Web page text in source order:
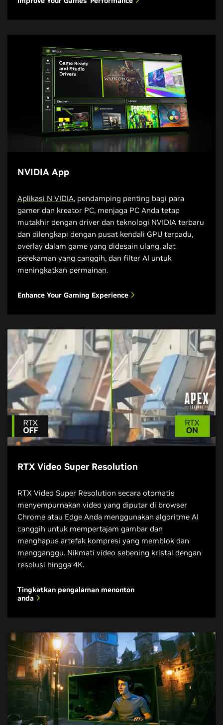
NVIDIA App
Aplikasi N VIDIA, pendamping penting bagi para
gamer dan kreator PC, menjaga PC Anda tetap
mutakhir dengan driver dan teknologi NVIDIA terbaru
dan dilengkapi dengan pusat kendali GPU terpadu,
overlay dalam game yang didesain ulang, alat
perekaman yang canggih, dan filter AI untuk
meningkatkan permainan.
Enhance Your Gaming Experience
RTX Video Super Resolution
RTX Video Super Resolution secara otomatis
menyempurnakan video yang diputar di browser
Chrome atau Edge Anda menggunakan algoritme AI
canggih untuk mempertajam gambar dan
menghapus artefak kompresi yang memblok dan
mengganggu. Nikmati video sebening kristal dengan
resolusi hingga 4K.
Tingkatkan pengalaman menonton
anda